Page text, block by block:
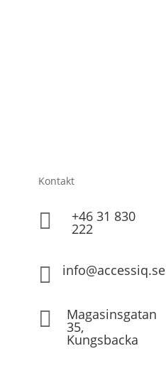
Kontakt
 +46 31 830
222
 info@accessiq.se
 Magasinsgatan
35,
Kungsbacka